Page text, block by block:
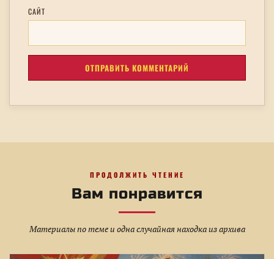
САЙТ
ПРОДОЛЖИТЬ ЧТЕНИЕ
Вам понравится
Материалы по теме и одна случайная находка из архива